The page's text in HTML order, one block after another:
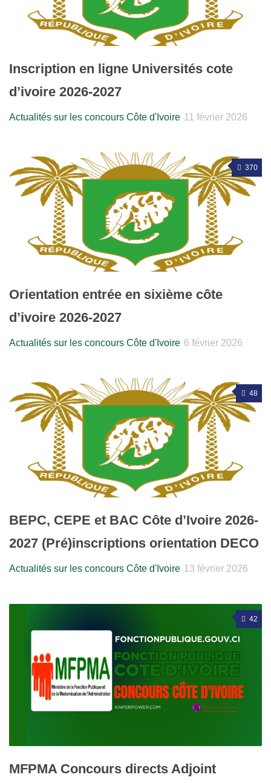
Inscription en ligne Universités cote
d’ivoire 2026-2027
Actualités sur les concours Côte d'Ivoire 11 février 2026
370
Orientation entrée en sixième côte
d’ivoire 2026-2027
Actualités sur les concours Côte d'Ivoire 6 février 2026
48
BEPC, CEPE et BAC Côte d’Ivoire 2026-
2027 (Pré)inscriptions orientation DECO
Actualités sur les concours Côte d'Ivoire 13 février 2026
42
MFPMA Concours directs Adjoint